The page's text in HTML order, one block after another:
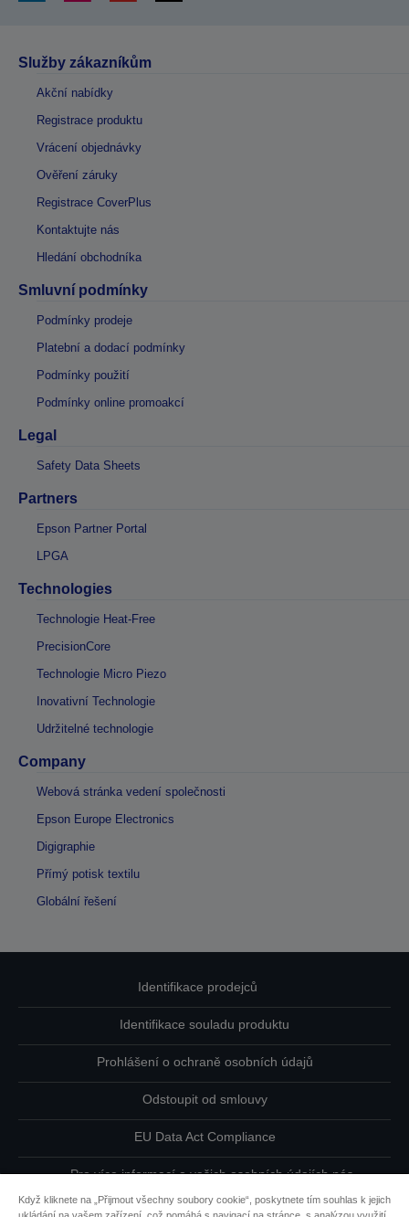
Služby zákazníkům
Akční nabídky
Registrace produktu
Vrácení objednávky
Ověření záruky
Registrace CoverPlus
Kontaktujte nás
Hledání obchodníka
Smluvní podmínky
Podmínky prodeje
Platební a dodací podmínky
Podmínky použití
Podmínky online promoakcí
Legal
Safety Data Sheets
Partners
Epson Partner Portal
LPGA
Technologies
Technologie Heat-Free
PrecisionCore
Technologie Micro Piezo
Inovativní Technologie
Udržitelné technologie
Company
Webová stránka vedení společnosti
Epson Europe Electronics
Digigraphie
Přímý potisk textilu
Globální řešení
Identifikace prodejců
Identifikace souladu produktu
Prohlášení o ochraně osobních údajů
Odstoupit od smlouvy
EU Data Act Compliance
Pro více informací o vašich osobních údajích nás
Když kliknete na „Přijmout všechny soubory cookie“, poskytnete tím souhlas k jejich